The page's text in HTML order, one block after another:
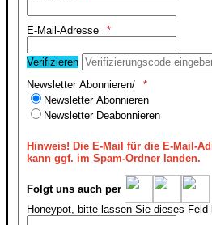
E-Mail-Adresse
Verifizieren
Newsletter Abonnieren/
Newsletter Abonnieren
Newsletter Deabonnieren
Hinweis!Die E-Mail für die E-Mail-
kann ggf. im Spam-Ordner landen.
Folgt uns auch per
Honeypot, bitte lassen Sie dieses Feld